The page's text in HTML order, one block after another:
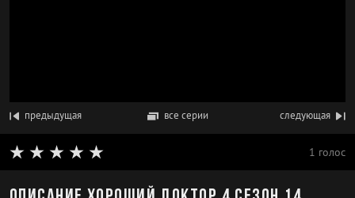
предыдущая все серии следующая
1 голос